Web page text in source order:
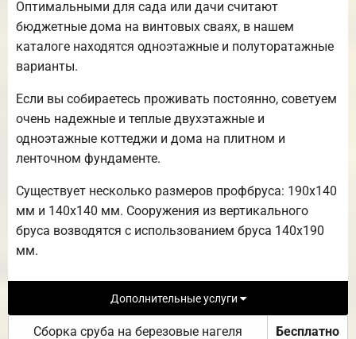
Оптимальными для сада или дачи считают
бюджетные дома на винтовых сваях, в нашем
каталоге находятся одноэтажные и полуторатажные
варианты.
Если вы собираетесь проживать постоянно, советуем
очень надежные и теплые двухэтажные и
одноэтажные коттеджи и дома на плитном и
ленточном фундаменте.
Существует несколько размеров профбруса: 190х140
мм и 140х140 мм. Сооружения из вертикального
бруса возводятся с использованием бруса 140х190
мм.
Дополнительные услуги
Сборка сруба на березовые нагеля Бесплатно